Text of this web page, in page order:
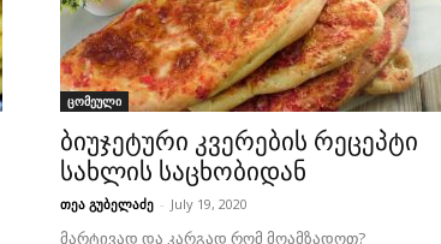
ცომეული
ბიუჯეტური კვერების რეცეპტი
სახლის საცხობიდან
თეა გუბელაძე - July 19, 2020
მარტივად და კარგად რომ მოამზადოთ?